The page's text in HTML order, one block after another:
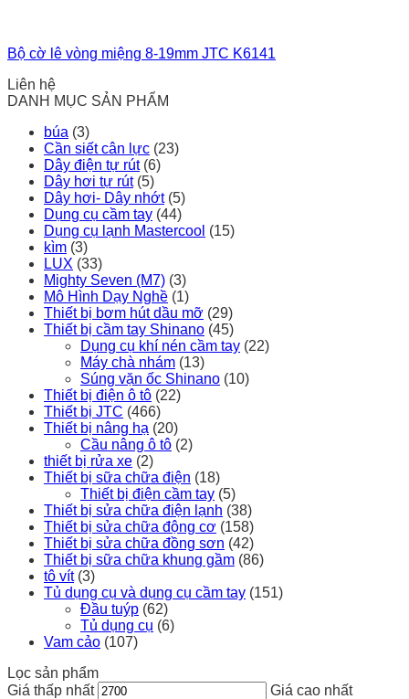
Bộ cờ lê vòng miệng 8-19mm JTC K6141
Liên hệ
DANH MỤC SẢN PHẨM
búa (3)
Cần siết cân lực (23)
Dây điện tự rút (6)
Dây hơi tự rút (5)
Dây hơi- Dây nhớt (5)
Dụng cụ cầm tay (44)
Dụng cụ lạnh Mastercool (15)
kìm (3)
LUX (33)
Mighty Seven (M7) (3)
Mô Hình Dạy Nghề (1)
Thiết bị bơm hút dầu mỡ (29)
Thiết bị cầm tay Shinano (45)
Dụng cụ khí nén cầm tay (22)
Máy chà nhám (13)
Súng vặn ốc Shinano (10)
Thiết bị điện ô tô (22)
Thiết bị JTC (466)
Thiết bị nâng hạ (20)
Cầu nâng ô tô (2)
thiết bị rửa xe (2)
Thiết bị sữa chữa điện (18)
Thiết bị điện cầm tay (5)
Thiết bị sửa chữa điện lạnh (38)
Thiết bị sửa chữa động cơ (158)
Thiết bị sửa chữa đồng sơn (42)
Thiết bị sữa chữa khung gầm (86)
tô vít (3)
Tủ dụng cụ và dụng cụ cầm tay (151)
Đầu tuýp (62)
Tủ dụng cụ (6)
Vam cảo (107)
Lọc sản phẩm
Giá thấp nhất
Giá cao nhất